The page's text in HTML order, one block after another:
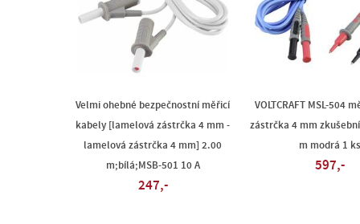
Velmi ohebné bezpečnostní měřicí
kabely [lamelová zástrčka 4 mm -
lamelová zástrčka 4 mm] 2.00
m;bílá;MSB-501 10 A
247,-
VOLTCRAFT MSL-504
zástrčka 4 mm
m modrá 1 ks
597,-